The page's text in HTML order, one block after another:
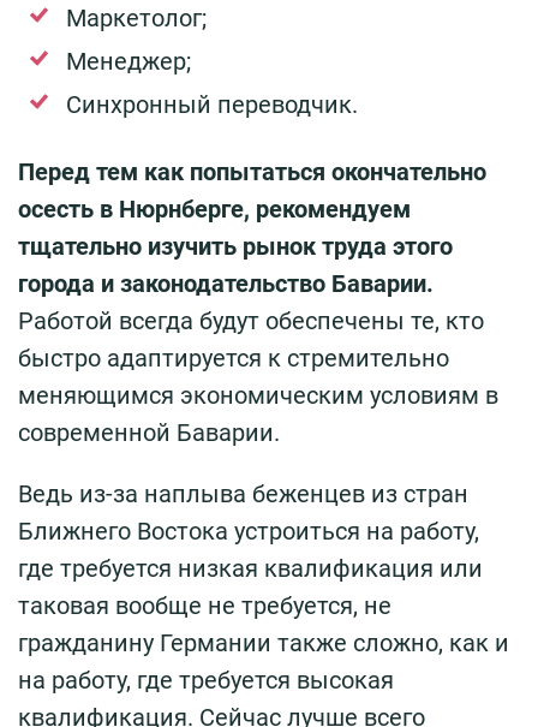
Маркетолог;
Менеджер;
Синхронный переводчик.
Перед тем как попытаться окончательно
осесть в Нюрнберге, рекомендуем
тщательно изучить рынок труда этого
города и законодательство Баварии.
Работой всегда будут обеспечены те, кто
быстро адаптируется к стремительно
меняющимся экономическим условиям в
современной Баварии.
Ведь из-за наплыва беженцев из стран
Ближнего Востока устроиться на работу,
где требуется низкая квалификация или
таковая вообще не требуется, не
гражданину Германии также сложно, как и
на работу, где требуется высокая
квалификация. Сейчас лучше всего